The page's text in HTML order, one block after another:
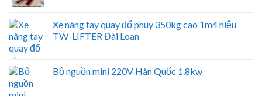
Xe nâng tay quay đổ phuy 350kg cao 1m4 hiệu
TW-LIFTER Đài Loan
Bộ nguồn mini 220V Hàn Quốc 1.8kw